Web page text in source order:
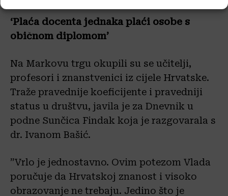
‘Plaća docenta jednaka plaći osobe s
običnom diplomom’
Na Markovu trgu okupili su se učitelji,
profesori i znanstvenici iz cijele Hrvatske.
Traže pravednije koeficijente i pravedniji
status u društvu, javila je za Dnevnik u
podne Sunčica Findak koja je razgovarala s
dr. Ivanom Bašić.
”Vrlo je jednostavno. Ovim potezom Vlada
poručuje da Hrvatskoj znanost i visoko
obrazovanje ne trebaju. Jedino što je